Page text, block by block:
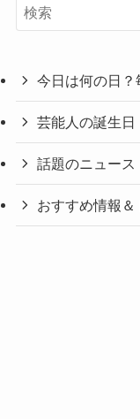
今日は何の日？
芸能人の誕生日
話題のニュース
おすすめ情報＆